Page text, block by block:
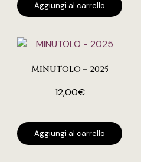
Aggiungi al carrello
MINUTOLO – 2025
12,00€
Aggiungi al carrello